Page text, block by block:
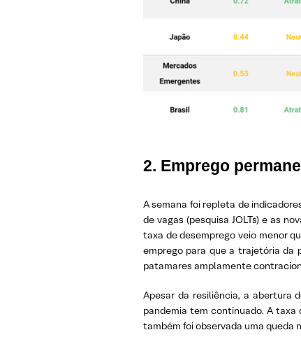
2. Emprego
A semana foi repleta de
de vagas (pesquisa JOLTs) e as
taxa de desemprego veio menor
emprego para que a trajetória da
patamares amplamente
Apesar da resiliência, a abertura
pandemia tem continuado. A
também foi observada uma queda